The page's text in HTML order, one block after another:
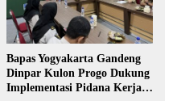
Bapas Yogyakarta Gandeng
Dinpar Kulon Progo Dukung
Implementasi Pidana Kerja